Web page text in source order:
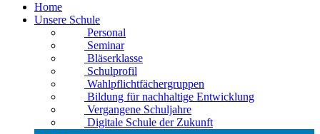
Home
Unsere Schule
Personal
Seminar
Bläserklasse
Schulprofil
Wahlpflichtfächergruppen
Bildung für nachhaltige Entwicklung
Vergangene Schuljahre
Digitale Schule der Zukunft